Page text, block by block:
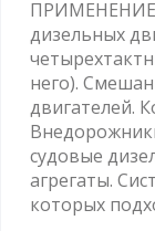
ПРИМЕНЕНИЕ
дизельных
него).
двигателей.
судовые
агрегаты.
которых